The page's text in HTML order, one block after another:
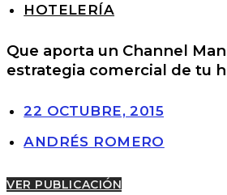
HOTELERÍA
Que aporta un Channel
estrategia comercial de tu
22 OCTUBRE, 2015
ANDRÉS ROMERO
VER PUBLICACIÓN